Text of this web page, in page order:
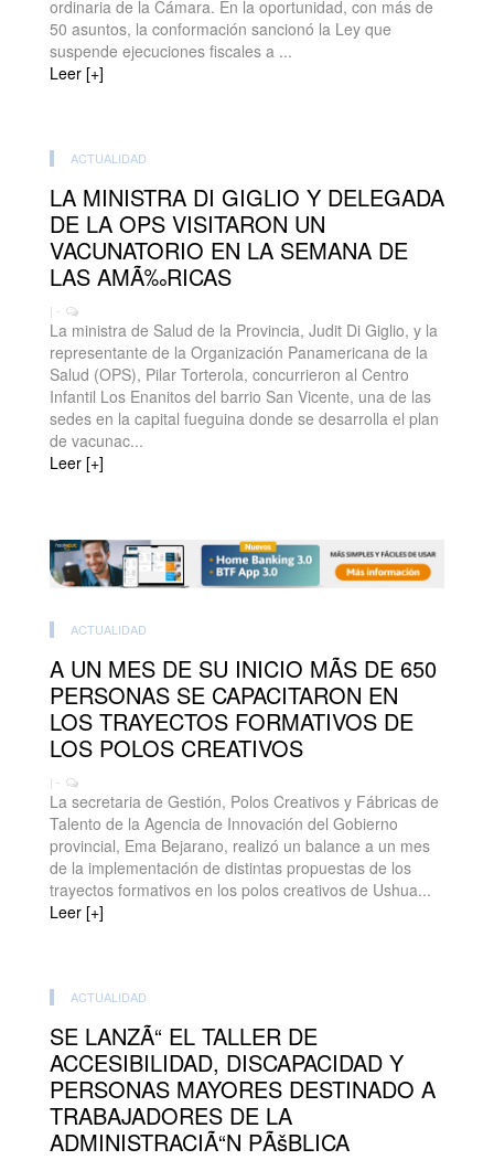
ordinaria de la Cámara. En la oportunidad, con más de
50 asuntos, la conformación sancionó la Ley que
suspende ejecuciones fiscales a ...
Leer [+]
ACTUALIDAD
LA MINISTRA DI GIGLIO Y DELEGADA
DE LA OPS VISITARON UN
VACUNATORIO EN LA SEMANA DE
LAS AMÃ‰RICAS
| -
La ministra de Salud de la Provincia, Judit Di Giglio, y la
representante de la Organización Panamericana de la
Salud (OPS), Pilar Torterola, concurrieron al Centro
Infantil Los Enanitos del barrio San Vicente, una de las
sedes en la capital fueguina donde se desarrolla el plan
de vacunac...
Leer [+]
ACTUALIDAD
A UN MES DE SU INICIO MÃS DE 650
PERSONAS SE CAPACITARON EN
LOS TRAYECTOS FORMATIVOS DE
LOS POLOS CREATIVOS
| -
La secretaria de Gestión, Polos Creativos y Fábricas de
Talento de la Agencia de Innovación del Gobierno
provincial, Ema Bejarano, realizó un balance a un mes
de la implementación de distintas propuestas de los
trayectos formativos en los polos creativos de Ushua...
Leer [+]
ACTUALIDAD
SE LANZÃ“ EL TALLER DE
ACCESIBILIDAD, DISCAPACIDAD Y
PERSONAS MAYORES DESTINADO A
TRABAJADORES DE LA
ADMINISTRACIÃ“N PÃšBLICA